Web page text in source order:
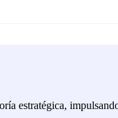
estratégica,